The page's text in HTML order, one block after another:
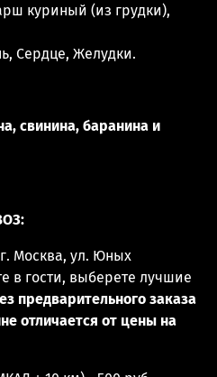
куриный (из грудки),
Сердце, Желудки.
свинина, баранина и
Москва, ул. Юных
в гости, выберете лучшие
предварительного заказа
отличается от цены на